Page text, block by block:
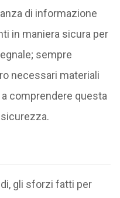
di informazione
in maniera sicura per
sempre
necessari materiali
comprendere questa
gli sforzi fatti per